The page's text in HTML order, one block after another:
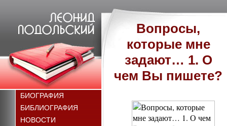
БИОГРАФИЯ
БИБЛИОГРАФИЯ
НОВОСТИ
Вопросы,
которые мне
задают… 1. О
чем Вы пишете?